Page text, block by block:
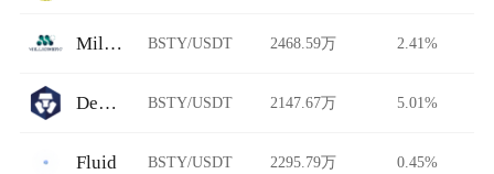
Millionero BSTY/USDT 2468.59万 2.41%
DeFi Swap BSTY/USDT 2147.67万 5.01%
Fluid BSTY/USDT 2295.79万 0.45%